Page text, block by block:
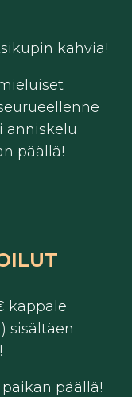
kahvia!
anniskelu
päällä!
kappale
sisältäen
päällä!